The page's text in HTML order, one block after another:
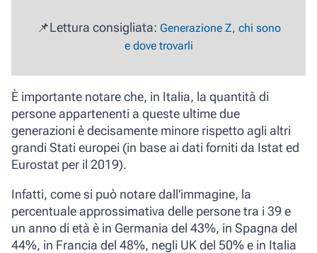
📌Lettura consigliata: Generazione Z, chi sono
e dove trovarli
È importante notare che, in Italia, la quantità di
persone appartenenti a queste ultime due
generazioni è decisamente minore rispetto agli altri
grandi Stati europei (in base ai dati forniti da Istat ed
Eurostat per il 2019).
Infatti, come si può notare dall'immagine, la
percentualeapprossimativa delle persone tra i 39 e
un anno di età è in Germania del 43%, in Spagna del
44%, in Francia del 48%, negli UK del 50% e in Italia